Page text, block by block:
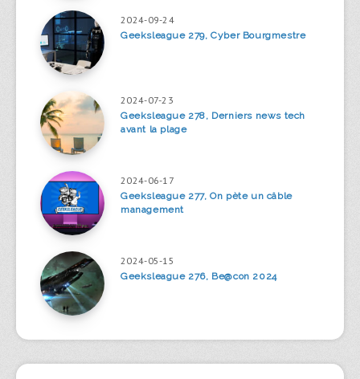
2024-09-24
Geeksleague 279, Cyber Bourgmestre
2024-07-23
Geeksleague 278, Derniers news tech
avant la plage
2024-06-17
Geeksleague 277, On pète un câble
management
2024-05-15
Geeksleague 276, Be@con 2024